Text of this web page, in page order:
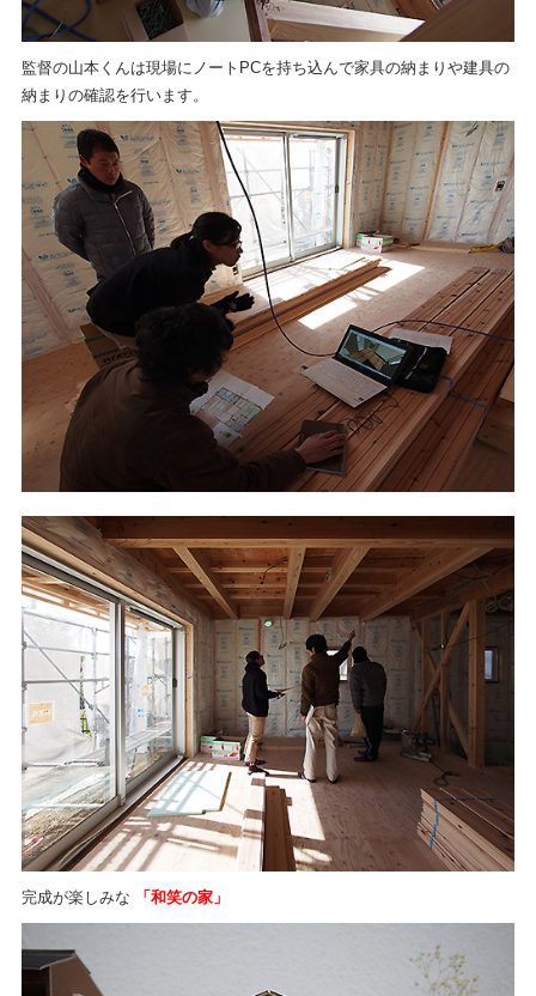
監督の山本くんは現場にノートPCを持ち込んで家具の納まりや建具の
納まりの確認を行います。
完成が楽しみな 「和笑の家」